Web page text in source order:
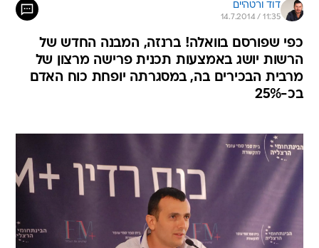
דוד ורטהיים
14.7.2014 / 11:35
כפי שפורסם בוואלה! ברנזה, המבנה החדש של
הרשות יושג באמצעות תכנית פרישה מרצון של
מרבית הבכירים בה, במסגרתה יופחת כוח האדם
בכ-25%